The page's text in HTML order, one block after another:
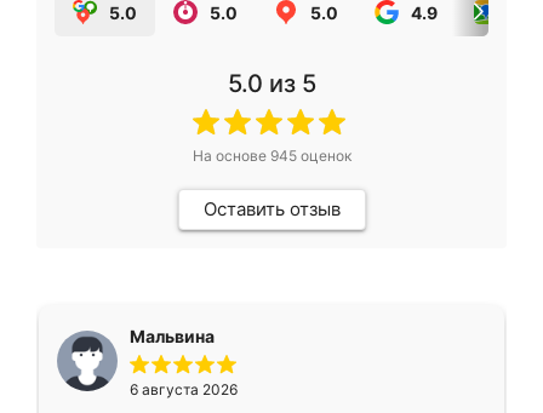
5.0 5.0 5.0 4.9
5.0 из 5
На основе 945оценок
Оставить отзыв
Мальвина
6 августа 2026